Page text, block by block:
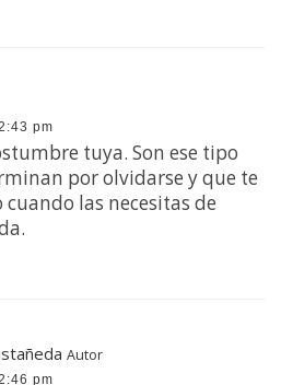
pm
tuya. Son ese tipo
por olvidarse y que te
las necesitas de
Autor
pm